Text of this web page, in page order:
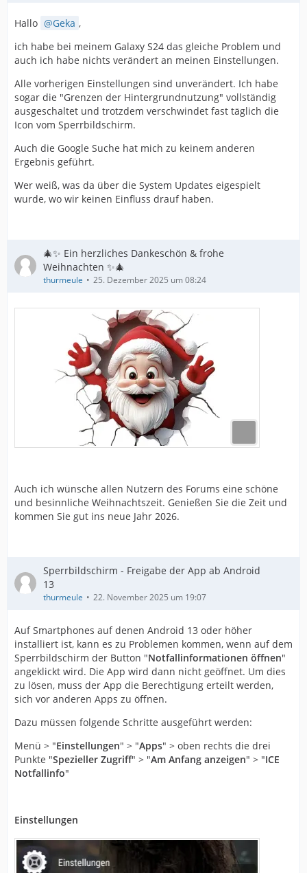
Hallo Geka ,
ich habe bei meinem Galaxy S24 das gleiche Problem und
auch ich habe nichts verändert an meinen Einstellungen.
Alle vorherigen Einstellungen sind unverändert. Ich habe
sogar die "Grenzen der Hintergrundnutzung" vollständig
ausgeschaltet und trotzdem verschwindet fast täglich die
Icon vom Sperrbildschirm.
Auch die Google Suche hat mich zu keinem anderen
Ergebnis geführt.
Wer weiß, was da über die System Updates eigespielt
wurde, wo wir keinen Einfluss drauf haben.
🎄✨ Ein herzliches Dankeschön & frohe
Weihnachten ✨🎄
thurmeule 25. Dezember 2025 um 08:24
Auch ich wünsche allen Nutzern des Forums eine schöne
und besinnliche Weihnachtszeit. Genießen Sie die Zeit und
kommen Sie gut ins neue Jahr 2026.
Sperrbildschirm - Freigabe der App ab Android
13
thurmeule 22. November 2025 um 19:07
Auf Smartphones auf denen Android 13 oder höher
installiert ist, kann es zu Problemen kommen, wenn auf dem
Sperrbildschirm der Button "Notfallinformationen öffnen"
angeklickt wird. Die App wird dann nicht geöffnet. Um dies
zu lösen, muss der App die Berechtigung erteilt werden,
sich vor anderen Apps zu öffnen.
Dazu müssen folgende Schritte ausgeführt werden:
Menü > "Einstellungen" > "Apps" > oben rechts die drei
Punkte "Spezieller Zugriff" > "Am Anfang anzeigen" > "ICE
Notfallinfo"
Einstellungen